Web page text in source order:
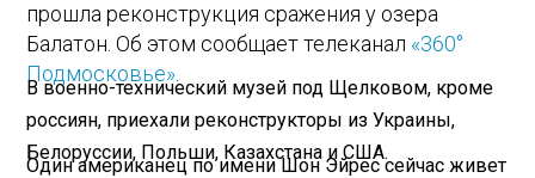
прошлареконструкция сражения у озера
Балатон. Об этом сообщает телеканал «360°
Подмосковье»
В военно-технический музей под Щелковом, кроме
россиян, приехали реконструкторы из Украины,
Белоруссии, Польши, Казахстана и США.
Один американец по имени Шон Эйрес сейчас живет